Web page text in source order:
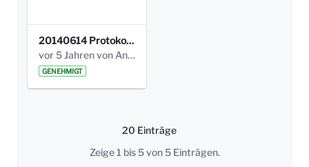
20140614 Protokoll Park Am Gesundheitsamt 00.pdf
vor 5 Jahren von Anni Schlumberger
GENEHMIGT
20 Einträge
Pro Seite
Zeige 1 bis 5 von 5 Einträgen.